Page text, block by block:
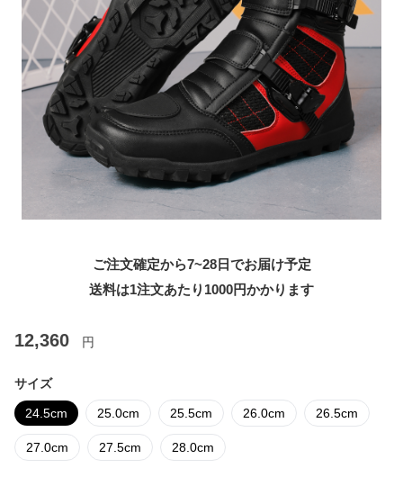
ご注文確定から7~28日でお届け予定
送料は1注文あたり 1000円かかります
12,360 円
サイズ
24.5cm 25.0cm 25.5cm 26.0cm 26.5cm
27.0cm 27.5cm 28.0cm